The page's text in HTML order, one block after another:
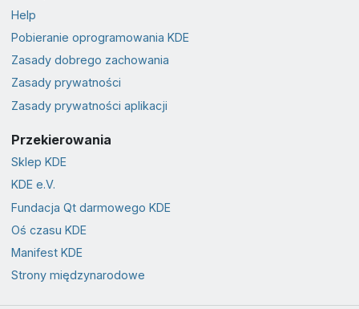
Help
Pobieranie oprogramowania KDE
Zasady dobrego zachowania
Zasady prywatności
Zasady prywatności aplikacji
Przekierowania
Sklep KDE
KDE e.V.
Fundacja Qt darmowego KDE
Oś czasu KDE
Manifest KDE
Strony międzynarodowe